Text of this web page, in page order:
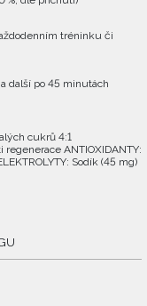
tréninku či
další po 45 minutách
cukrů 4:1
ANTIOXIDANTY:
Sodík (45 mg)